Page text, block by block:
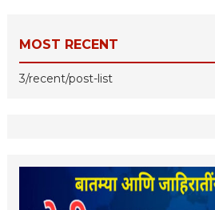
MOST RECENT
3/recent/post-list